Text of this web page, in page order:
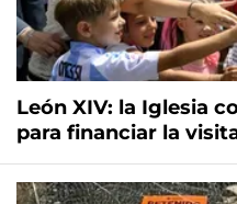
León XIV: la Iglesia
para financiar la